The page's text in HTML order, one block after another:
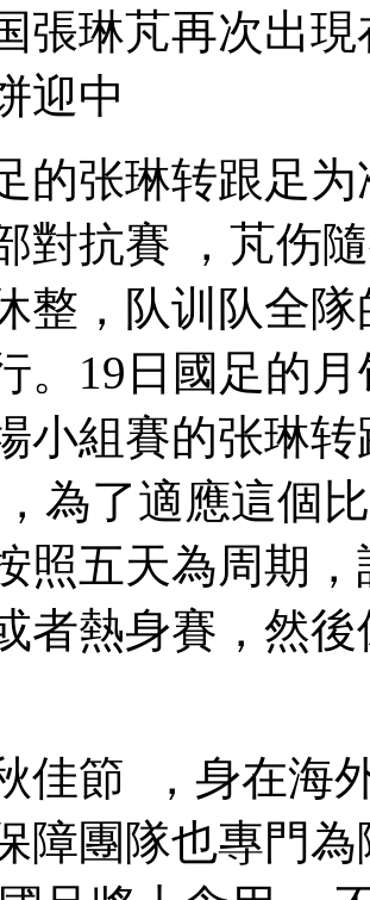
張琳芃再次出現
饼迎中
的张琳转跟足为
抗賽 ，芃伤
整，队训队
。19日國足的
小組賽的张琳
，為了適應這
五天為周期
熱身賽，然
佳節  ，身在
障團隊也專門為